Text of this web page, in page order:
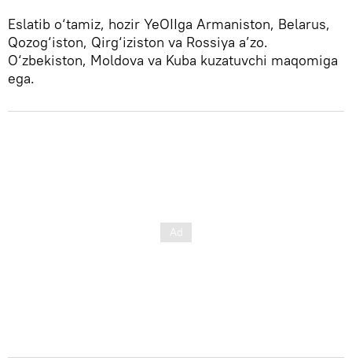
Eslatib o‘tamiz, hozir YeOIIga Armaniston, Belarus,
Qozog‘iston, Qirg‘iziston va Rossiya a’zo.
O‘zbekiston, Moldova va Kuba kuzatuvchi maqomiga
ega.